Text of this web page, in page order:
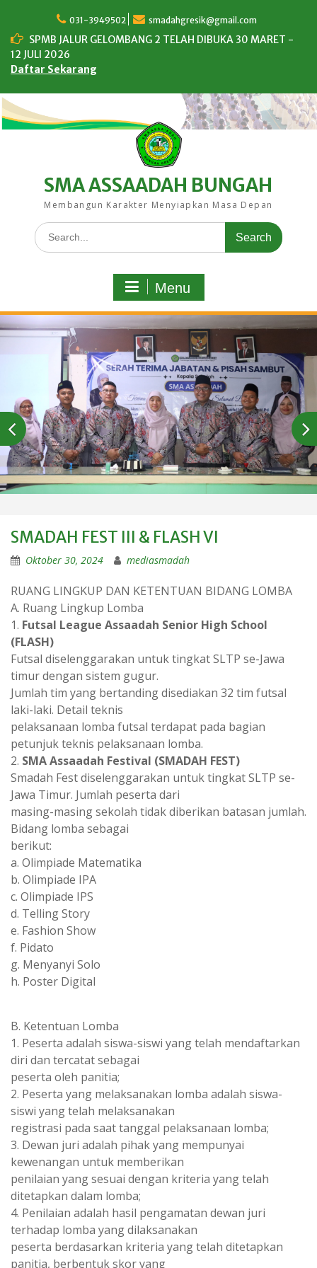
content
031-3949502 smadahgresik@gmail.com
SPMB JALUR GELOMBANG 2 TELAH DIBUKA 30 MARET -
12 JULI 2026
Daftar Sekarang
SMA ASSAADAH BUNGAH
Membangun Karakter Menyiapkan Masa Depan
Search
for:
Menu
SMADAH FEST III & FLASH VI
Oktober 30, 2024 mediasmadah
RUANG LINGKUP DAN KETENTUAN BIDANG LOMBA
A. Ruang Lingkup Lomba
1. Futsal League Assaadah Senior High School
(FLASH)
Futsal diselenggarakan untuk tingkat SLTP se-Jawa
timur dengan sistem gugur.
Jumlah tim yang bertanding disediakan 32 tim futsal
laki-laki. Detail teknis
pelaksanaan lomba futsal terdapat pada bagian
petunjuk teknis pelaksanaan lomba.
2. SMA Assaadah Festival (SMADAH FEST)
Smadah Fest diselenggarakan untuk tingkat SLTP se-
Jawa Timur. Jumlah peserta dari
masing-masing sekolah tidak diberikan batasan jumlah.
Bidang lomba sebagai
berikut:
a. Olimpiade Matematika
b. Olimpiade IPA
c. Olimpiade IPS
d. Telling Story
e. Fashion Show
f. Pidato
g. Menyanyi Solo
h. Poster Digital
B. Ketentuan Lomba
1. Peserta adalah siswa-siswi yang telah mendaftarkan
diri dan tercatat sebagai
peserta oleh panitia;
2. Peserta yang melaksanakan lomba adalah siswa-
siswi yang telah melaksanakan
registrasi pada saat tanggal pelaksanaan lomba;
3. Dewan juri adalah pihak yang mempunyai
kewenangan untuk memberikan
penilaian yang sesuai dengan kriteria yang telah
ditetapkan dalam lomba;
4. Penilaian adalah hasil pengamatan dewan juri
terhadap lomba yang dilaksanakan
peserta berdasarkan kriteria yang telah ditetapkan
panitia, berbentuk skor yang